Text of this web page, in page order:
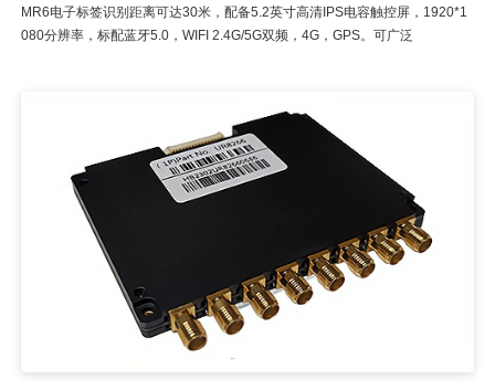
MR6电子标签识别距离可达30米，配备5.2英寸高清IPS电容触控屏，1920*1
080分辨率，标配蓝牙5.0，WIFI 2.4G/5G双频，4G，GPS。可广泛